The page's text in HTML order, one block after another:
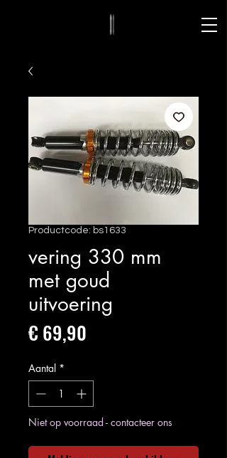
Productcode: bs1633
vering 330 mm
met goud
uitvoering
€ 69,90
Aantal *
Niet op voorraad - contacteer ons